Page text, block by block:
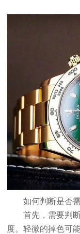
如何判断是否需
首先，需要判断
度。轻微的掉色可